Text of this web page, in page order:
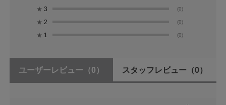
★ 3 (0)
★ 2 (0)
★ 1 (0)
ユーザーレビュー （0） スタッフレビュー （0）